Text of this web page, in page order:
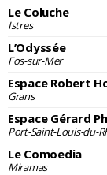
Le Coluche
Istres
L’Odyssée
Fos-sur-Mer
Espace Robert
Grans
Espace Gérard
Port-Saint-Louis-du-
Le Comoedia
Miramas